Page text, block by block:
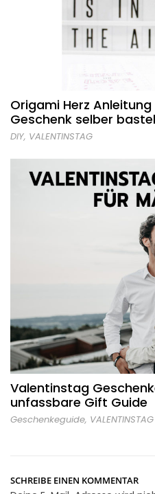
Origami Herz
Geschenk selber
DIY, VALENTINSTAG
Valentinstag
unfassbare Gift Guide
Geschenkeguide, VALENTINSTAG
SCHREIBE EINEN KOMMENTAR